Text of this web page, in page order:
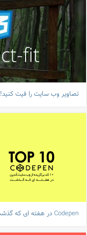
تصاویر وب سایت را فیت کنید!
Codepen در هفته ای که گذشت! #16